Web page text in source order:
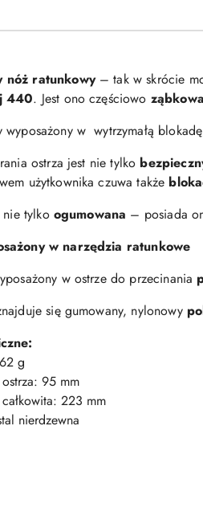
nóż ratunkowy – tak w skrócie
440. Jest ono częściowo
wyposażony w wytrzymałą
ostrza jest nie tylko
użytkownika czuwa także
nie tylko ogumowana – posiada
w narzędzia ratunkowe
w ostrze do przecinania
się gumowany, nylonowy
g
ostrza: 95 mm
całkowita: 223 mm
nierdzewna